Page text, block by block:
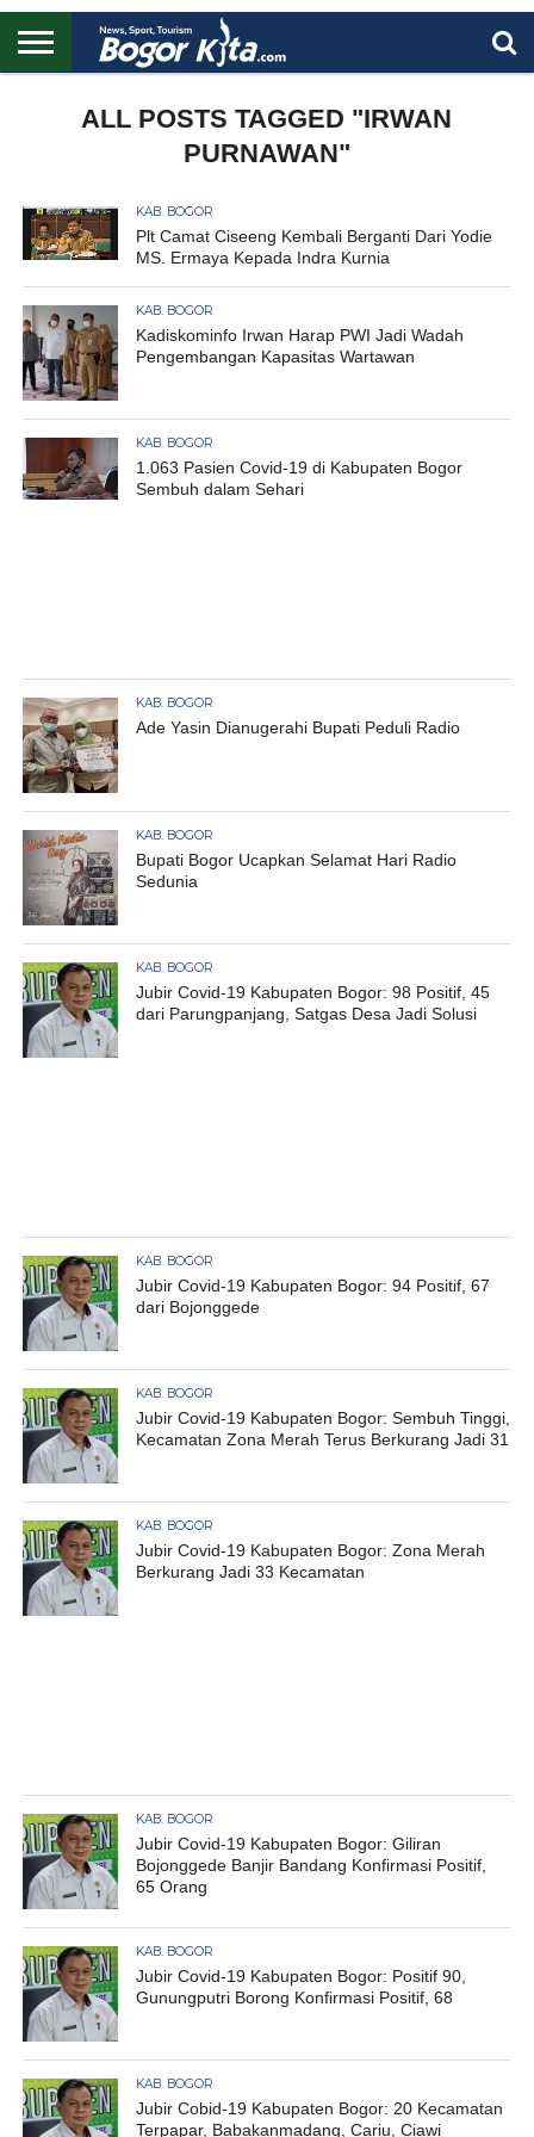
UTAMAALL POSTS TAGGED "IRWAN
PURNAWAN"
KAB. BOGOR
Plt Camat Ciseeng Kembali Berganti Dari Yodie
MS. Ermaya Kepada Indra Kurnia
KAB. BOGOR
Kadiskominfo Irwan Harap PWI Jadi Wadah
Pengembangan Kapasitas Wartawan
KAB. BOGOR
1.063 Pasien Covid-19 di Kabupaten Bogor
Sembuh dalam Sehari
KAB. BOGOR
Ade Yasin Dianugerahi Bupati Peduli Radio
KAB. BOGOR
Bupati Bogor Ucapkan Selamat Hari Radio
Sedunia
KAB. BOGOR
Jubir Covid-19 Kabupaten Bogor: 98 Positif, 45
dari Parungpanjang, Satgas Desa Jadi Solusi
KAB. BOGOR
Jubir Covid-19 Kabupaten Bogor: 94 Positif, 67
dari Bojonggede
KAB. BOGOR
Jubir Covid-19 Kabupaten Bogor: Sembuh Tinggi,
Kecamatan Zona Merah Terus Berkurang Jadi 31
KAB. BOGOR
Jubir Covid-19 Kabupaten Bogor: Zona Merah
Berkurang Jadi 33 Kecamatan
KAB. BOGOR
Jubir Covid-19 Kabupaten Bogor: Giliran
Bojonggede Banjir Bandang Konfirmasi Positif,
65 Orang
KAB. BOGOR
Jubir Covid-19 Kabupaten Bogor: Positif 90,
Gunungputri Borong Konfirmasi Positif, 68
KAB. BOGOR
Jubir Cobid-19 Kabupaten Bogor: 20 Kecamatan
Terpapar, Babakanmadang, Cariu, Ciawi